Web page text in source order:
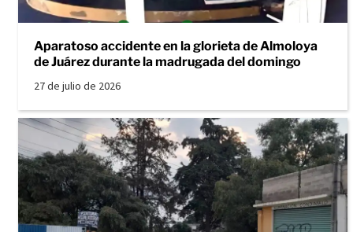
Aparatoso accidente en la glorieta de Almoloya
de Juárez durante la madrugada del domingo
27 de julio de 2026